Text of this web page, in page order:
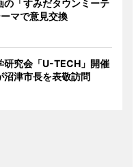
の「すみだタウンミーテ
マで意見交換
研究会「U-TECH」開催
津市長を表敬訪問